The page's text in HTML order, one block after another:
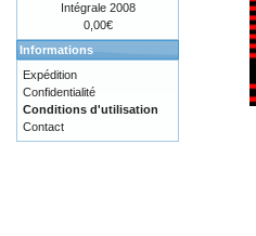
Intégrale 2008
0,00€
Informations
Expédition
Confidentialité
Conditions d'utilisation
Contact